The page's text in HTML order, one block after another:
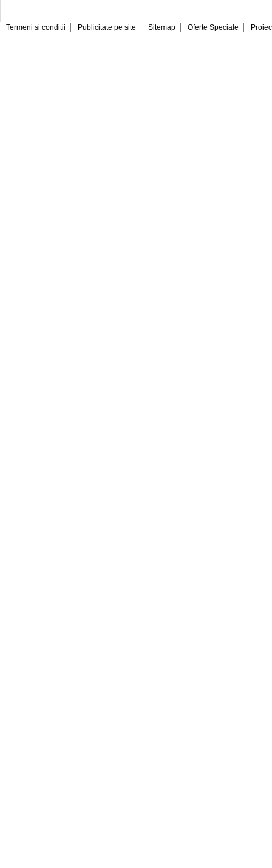
Termeni si conditii Publicitate pe site Sitemap Oferte Speciale